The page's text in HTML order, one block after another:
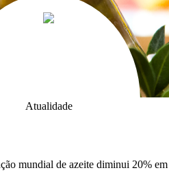
Atualidade
mundial de azeite diminui 20%